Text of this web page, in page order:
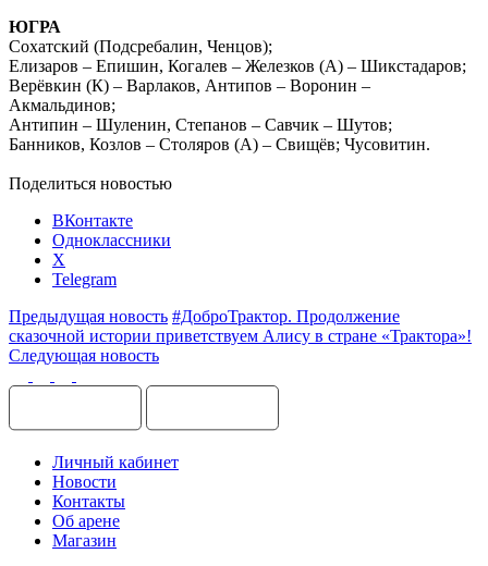
ЮГРА
Сохатский (Подсребалин, Ченцов);
Елизаров – Епишин, Когалев – Железков (А) – Шикстадаров;
Верёвкин (К) – Варлаков, Антипов – Воронин –
Акмальдинов;
Антипин – Шуленин, Степанов – Савчик – Шутов;
Банников, Козлов – Столяров (А) – Свищёв; Чусовитин.
Поделиться новостью
ВКонтакте
Одноклассники
X
Telegram
Предыдущая новость #ДоброТрактор. Продолжение
сказочной истории приветствуем Алису в стране «Трактора»!
Следующая новость
Личный кабинет
Новости
Контакты
Об арене
Магазин